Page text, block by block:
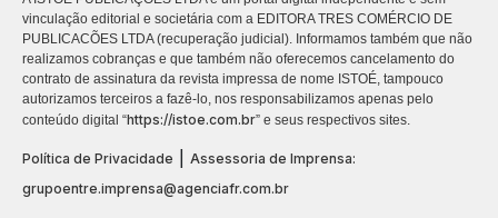
vinculação editorial e societária com a EDITORA TRES COMÉRCIO DE
PUBLICACÕES LTDA (recuperação judicial). Informamos também que não
realizamos cobranças e que também não oferecemos cancelamento do
contrato de assinatura da revista impressa de nome ISTOÉ, tampouco
autorizamos terceiros a fazê-lo, nos responsabilizamos apenas pelo
conteúdo digital “https://istoe.com.br” e seus respectivos sites.
Política de Privacidade
Assessoria de Imprensa:
grupoentre.imprensa@agenciafr.com.br